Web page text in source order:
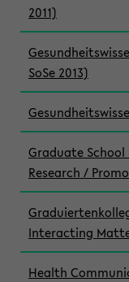
2011)
SoSe 2013)
Graduate
Research /
Interacting
Health